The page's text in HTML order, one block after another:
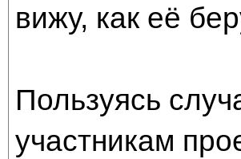
вижу, как её
Пользуясь
участникам